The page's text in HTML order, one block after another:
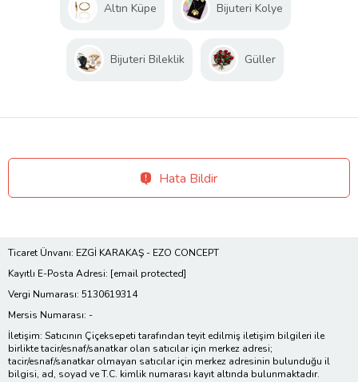
Altın Küpe Bijuteri Kolye
Bijuteri Bileklik Güller
Hata Bildir
Ticaret Ünvanı: EZGİ KARAKAŞ - EZO CONCEPT
Kayıtlı E-Posta Adresi: [email protected]
Vergi Numarası: 5130619314
Mersis Numarası: -
İletişim: Satıcının Çiçeksepeti tarafından teyit edilmiş iletişim bilgileri ile
birlikte tacir/esnaf/sanatkar olan satıcılar için merkez adresi;
tacir/esnaf/sanatkar olmayan satıcılar için merkez adresinin bulunduğu il
bilgisi, ad, soyad ve T.C. kimlik numarası kayıt altında bulunmaktadır.